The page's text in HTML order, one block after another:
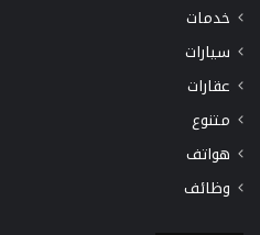
خدمات
سيارات
عقارات
متنوع
هواتف
وظائف